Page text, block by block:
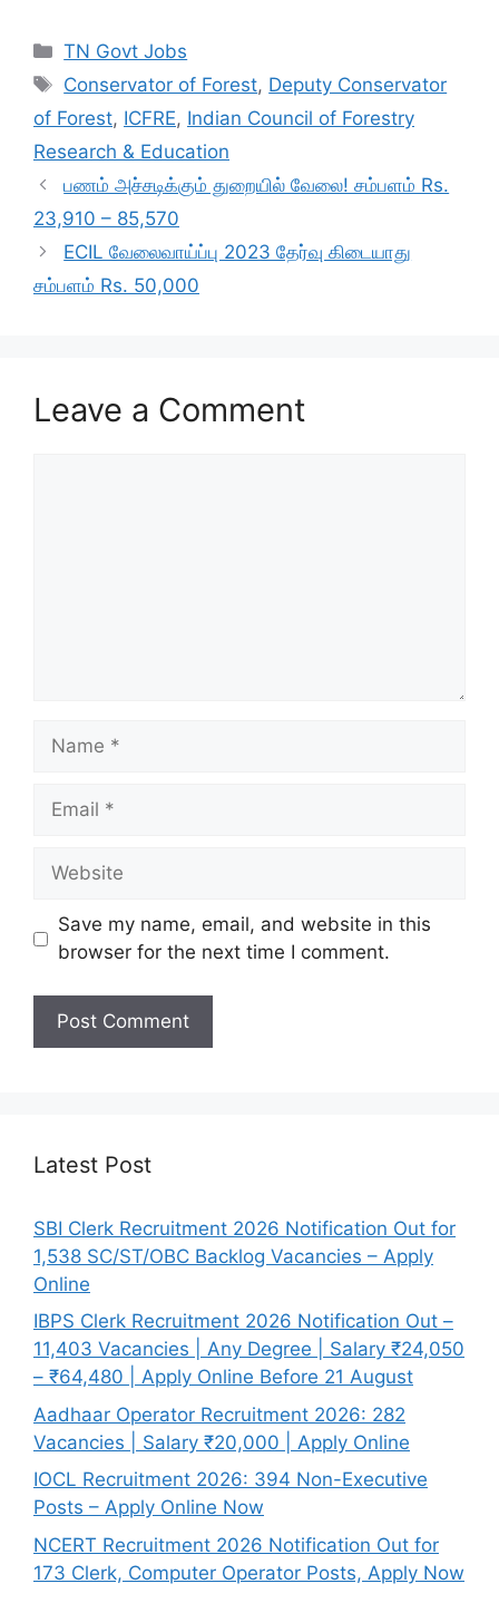
c
e
b
o
o
k
at
s
A
p
p
e
gr
a
m
e
Categories
TN Govt Jobs
Tags
Conservator of Forest, Deputy Conservator
of Forest, ICFRE, Indian Council of Forestry
Research & Education
பணம் அச்சடிக்கும் துறையில் வேலை! சம்பளம் Rs.
23,910 – 85,570
ECIL வேலைவாய்ப்பு 2023 தேர்வு கிடையாது
சம்பளம் Rs. 50,000
Leave a Comment
Name
Email
Website
Save my name, email, and website in this
browser for the next time I comment.
Latest Post
SBI Clerk Recruitment 2026 Notification Out for
1,538 SC/ST/OBC Backlog Vacancies – Apply
Online
IBPS Clerk Recruitment 2026 Notification Out –
11,403 Vacancies | Any Degree | Salary ₹24,050
– ₹64,480 | Apply Online Before 21 August
Aadhaar Operator Recruitment 2026: 282
Vacancies | Salary ₹20,000 | Apply Online
IOCL Recruitment 2026: 394 Non-Executive
Posts – Apply Online Now
NCERT Recruitment 2026 Notification Out for
173 Clerk, Computer Operator Posts, Apply Now